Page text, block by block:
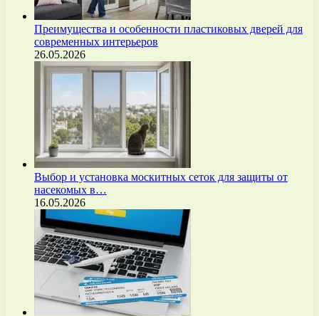
Преимущества и особенности пластиковых дверей для
современных интерьеров
26.05.2026
Выбор и установка москитных сеток для защиты от
насекомых в…
16.05.2026